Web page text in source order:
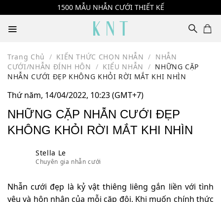
to
content
1500 MẪU NHẪN CƯỚI THIẾT KẾ
Trang Chủ / KIẾN THỨC CHỌN NHẪN / NHẪN
CƯỚI/NHẪN ĐÍNH HÔN / KIỂU NHẪN / NHỮNG CẶP
NHẪN CƯỚI ĐẸP KHÔNG KHỎI RỜI MẮT KHI NHÌN
Thứ năm, 14/04/2022, 10:23 (GMT+7)
NHỮNG CẶP NHẪN CƯỚI ĐẸP
KHÔNG KHỎI RỜI MẮT KHI NHÌN
Stella Le
Chuyên gia nhẫn cưới
Nhẫn cưới đẹp là kỷ vật thiêng liêng gắn liền với tình
yêu và hôn nhân của mỗi cặp đôi. Khi muốn chính thức